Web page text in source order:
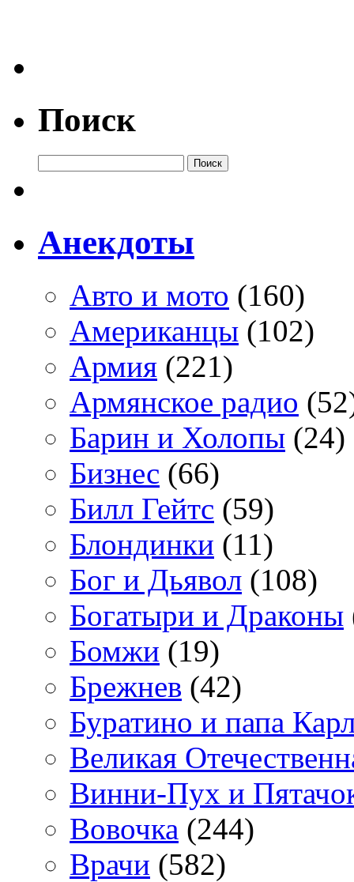
Поиск
Анекдоты
Авто и мото (160)
Американцы (102)
Армия (221)
Армянское радио
Барин и Холопы (24)
Бизнес (66)
Билл Гейтс (59)
Блондинки (11)
Бог и Дьявол (108)
Богатыри и Драконы
Бомжи (19)
Брежнев (42)
Буратино и папа
Великая
Винни-Пух и
Вовочка (244)
Врачи (582)